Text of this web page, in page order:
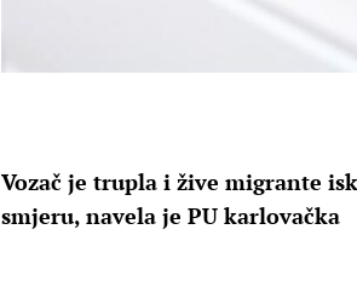
Vozač je trupla i žive migrante
smjeru, navela je PU karlovačka